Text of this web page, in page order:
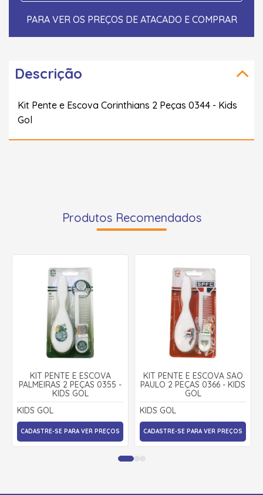
PARA VER OS PREÇOS DE ATACADO E COMPRAR
Descrição
Kit Pente e Escova Corinthians 2 Peças 0344 - Kids
Gol
Produtos Recomendados
KIT PENTE E ESCOVA
PALMEIRAS 2 PEÇAS 0355 -
KIDS GOL
KIDS GOL
CADASTRE-SE PARA VER PREÇOS
KIT PENTE E ESCOVA SÃO
PAULO 2 PEÇAS 0366 - KIDS
GOL
KIDS GOL
CADASTRE-SE PARA VER PREÇOS